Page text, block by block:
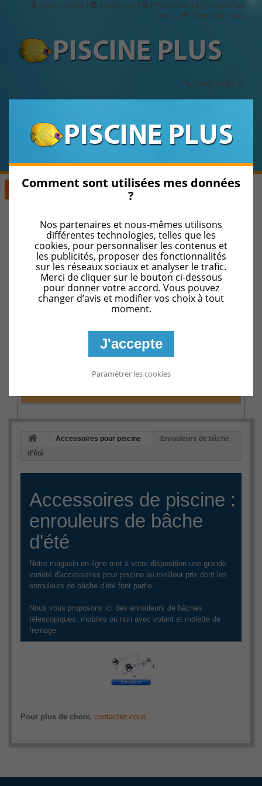
Votre compte Connexion Promotions
Qui sommes
nous
Contactez-nous
09-82-24-83-72
ENROULEURS DE BÂCHE D'ÉTÉ
FABRICANTS
PROMOTIONS
Accessoires pour piscine
Enrouleurs de bâche
d'été
Accessoires de piscine :
enrouleurs de bâche
d'été
Notre magasin en ligne met à votre disposition une grande
variété d'accessoires pour piscine au meilleur prix dont les
enrouleurs de bâche d'été font partie.
Nous vous proposons ici des enrouleurs de bâches
télescopiques, mobiles ou non avec volant et molette de
freinage.
Pour plus de choix, contactez-nous
Comment sont utilisées mes données
?
Nos partenaires et nous-mêmes utilisons
différentes technologies, telles que les
cookies, pour personnaliser les contenus et
les publicités, proposer des fonctionnalités
sur les réseaux sociaux et analyser le trafic.
Merci de cliquer sur le bouton ci-dessous
pour donner votre accord. Vous pouvez
changer d’avis et modifier vos choix à tout
moment.
J'accepte
Paramétrer les cookies